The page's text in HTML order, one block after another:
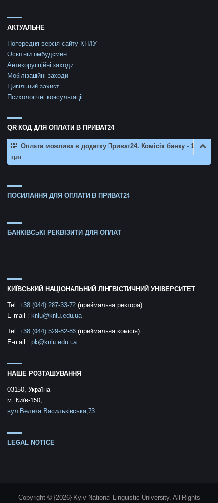
АКТУАЛЬНЕ
Попередня версія сайту КНЛУ
Освітній омбудсмен
Антикорупційні заходи
Мобілізаційні заходи
Цивільний захист
Психологічні консультаціі
QR КОД ДЛЯ ОПЛАТИ В ПРИВАТ24
Оплата можлива в додатку Приват24. Комісія банку - 1
грн
ПОСИЛАННЯ ДЛЯ ОПЛАТИ В ПРИВАТ24
БАНКІВСЬКІ РЕКВІЗИТИ ДЛЯ ОПЛАТ
КИЇВСЬКИЙ НАЦІОНАЛЬНИЙ ЛІНГВІСТИЧНИЙ УНІВЕРСИТЕТ
Tel: +38 (044) 287-33-72 (приймальна ректора)
E-mail : knlu@knlu.edu.ua
Tel: +38 (044) 529-82-86 (приймальна комісія)
E-mail : pk@knlu.edu.ua
НАШЕ РОЗТАШУВАННЯ
03150, Україна
м. Київ-150,
вул.Велика Васильківська,73
LEGAL NOTICE
Copyright © {2026} Kyiv National Linguistic University. All Rights